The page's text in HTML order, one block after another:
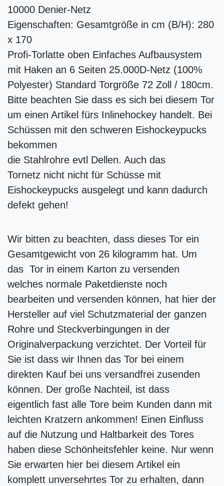
10000 Denier-Netz
Eigenschaften: Gesamtgröße in cm (B/H): 280
x 170
Profi-Torlatte oben Einfaches Aufbausystem
mit Haken an 6 Seiten 25.000D-Netz (100%
Polyester) Standard Torgröße 72 Zoll / 180cm.
Bitte beachten Sie dass es sich bei diesem Tor
um einen Artikel fürs Inlinehockey handelt. Bei
Schüssen mit den schweren Eishockeypucks
bekommen
die Stahlrohre evtl Dellen. Auch das
Tornetz nicht nicht für Schüsse mit
Eishockeypucks ausgelegt und kann dadurch
defekt gehen!
Wir bitten zu beachten, dass dieses Tor ein
Gesamtgewicht von 26 kilogramm hat. Um
das Tor in einem Karton zu versenden
welches normale Paketdienste noch
bearbeiten und versenden können, hat hier der
Hersteller auf viel Schutzmaterial der ganzen
Rohre und Steckverbingungen in der
Originalverpackung verzichtet. Der Vorteil für
Sie ist dass wir Ihnen das Tor bei einem
direkten Kauf bei uns versandfrei zusenden
können. Der große Nachteil, ist dass
eigentlich fast alle Tore beim Kunden dann mit
leichten Kratzern ankommen! Einen Einfluss
auf die Nutzung und Haltbarkeit des Tores
haben diese Schönheitsfehler keine. Nur wenn
Sie erwarten hier bei diesem Artikel ein
komplett unversehrtes Tor zu erhalten, dann